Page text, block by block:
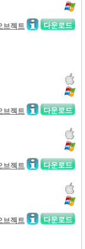
다운로드
브젝트
다운로드
브젝트
다운로드
브젝트
다운로드
브젝트